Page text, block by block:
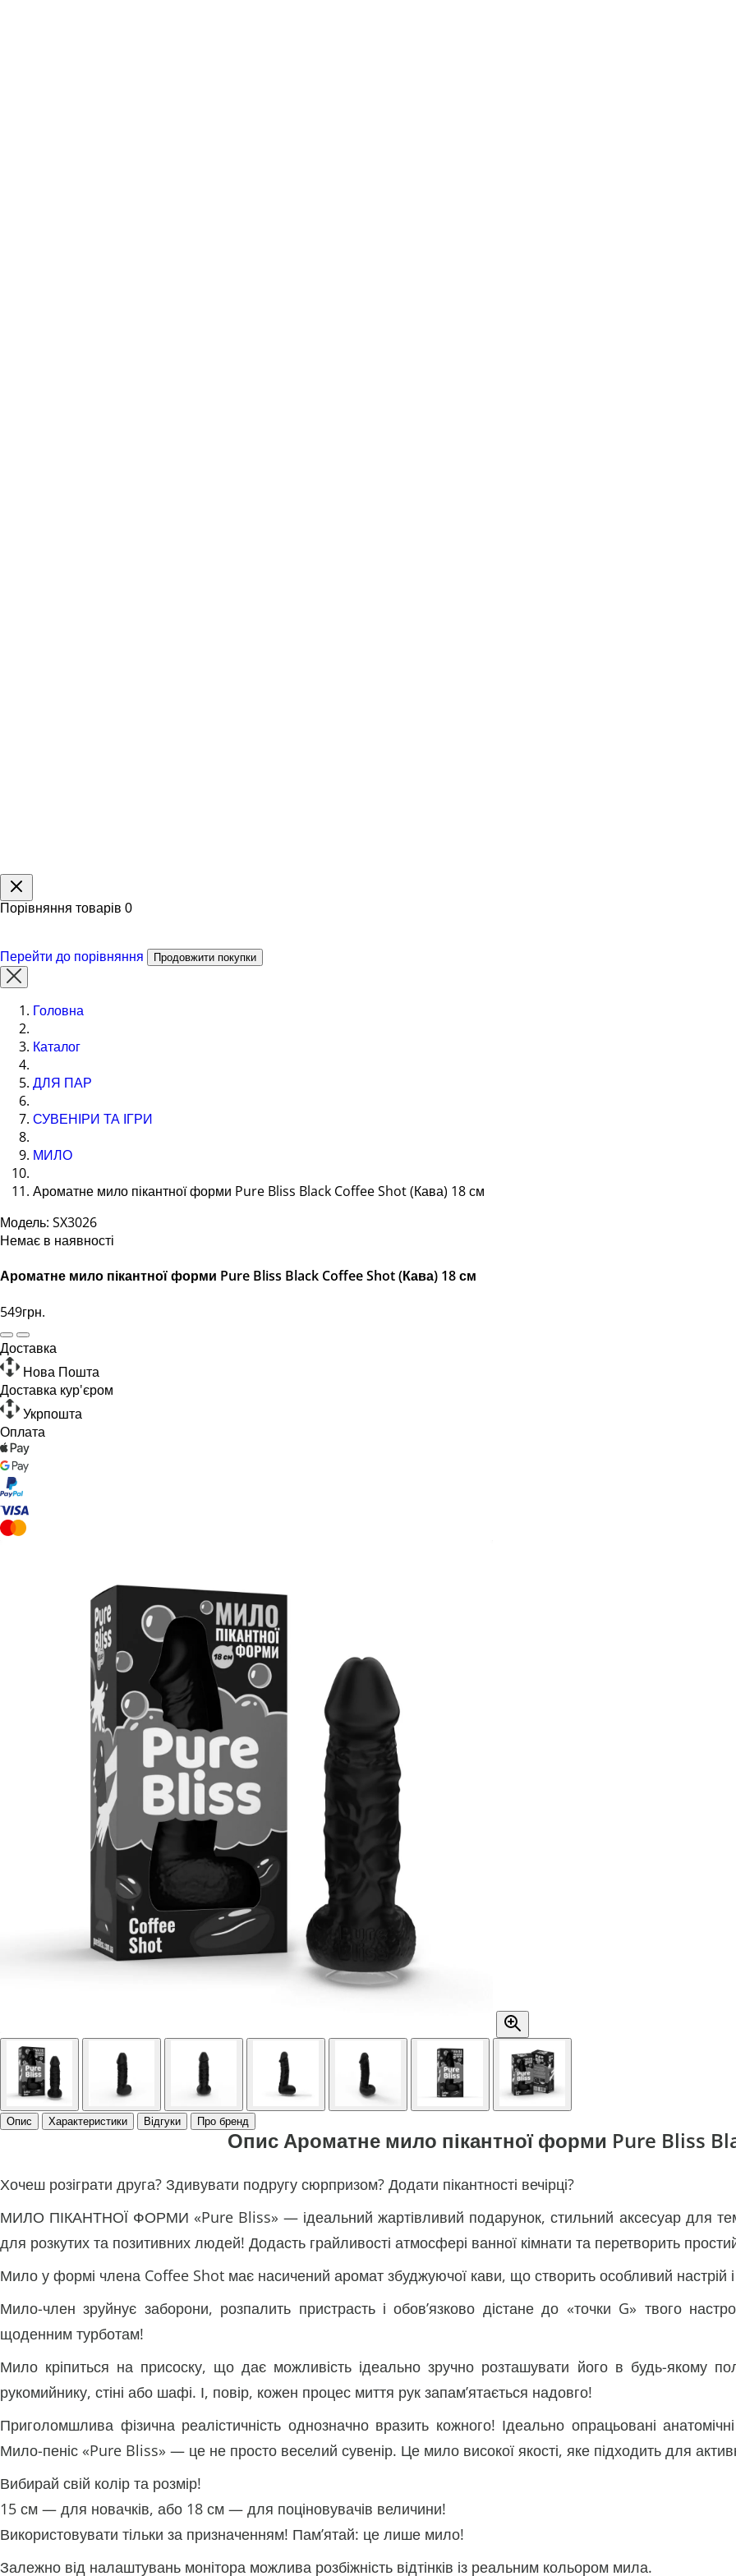
Порівняння товарів 0
Перейти до порівняння Продовжити покупки
Головна
Каталог
ДЛЯ ПАР
СУВЕНІРИ ТА ІГРИ
МИЛО
Ароматне мило пікантної форми Pure Bliss Black Coffee Shot (Кава) 18 см
Модель: SX3026
Немає в наявності
Ароматне мило пікантної форми Pure Bliss Black Coffee Shot (Кава) 18 см
549грн.
Доставка
Нова Пошта
Доставка кур'єром
Укрпошта
Оплата
Опис Характеристики Відгуки Про бренд
Опис Ароматне мило пікантної форми Pure Bliss
Хочеш розіграти друга? Здивувати подругу сюрпризом? Додати пікантності вечірці?
МИЛО ПІКАНТНОЇ ФОРМИ «Pure Bliss» — ідеальний жартівливий подарунок, стильний аксесуар для
для розкутих та позитивних людей! Додасть грайливості атмосфері ванної кімнати та перетворить
Мило у формі члена Coffee Shot має насичений аромат збуджуючої кави, що створить особливий настрій
Мило-член зруйнує заборони, розпалить пристрасть і обов’язково дістане до «точки G» твого
щоденним турботам!
Мило кріпиться на присоску, що дає можливість ідеально зручно розташувати його в будь-якому
рукомийнику, стіні або шафі. І, повір, кожен процес миття рук запам’ятається надовго!
Приголомшлива фізична реалістичність однозначно вразить кожного! Ідеально опрацьовані
Мило-пеніс «Pure Bliss» — це не просто веселий сувенір. Це мило високої якості, яке підходить для
Вибирай свій колір та розмір!
15 см — для новачків, або 18 см — для поціновувачів величини!
Використовувати тільки за призначенням! Пам’ятай: це лише мило!
Залежно від налаштувань монітора можлива розбіжність відтінків із реальним кольором мила.